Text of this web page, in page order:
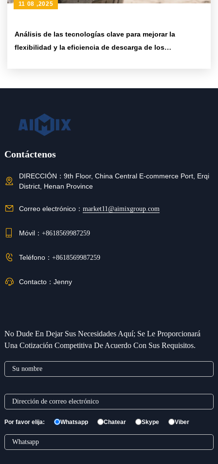
Análisis de las tecnologías clave para mejorar la
flexibilidad y la eficiencia de descarga de los
11 08 ,2025
Contáctenos
DIRECCIÓN： 9th Floor, China Central E-commerce Port, Erqi
District, Henan Province
Correo electrónico： market11@aimixgroup.com
Móvil： +8618569987259
Teléfono： +8618569987259
Contacto： Jenny
No Dude En Dejar Sus Necesidades Aquí; Se Le Proporcionará
Una Cotización Competitiva De Acuerdo Con Sus Requisitos.
Por favor elija: Whatsapp Chatear Skype Viber